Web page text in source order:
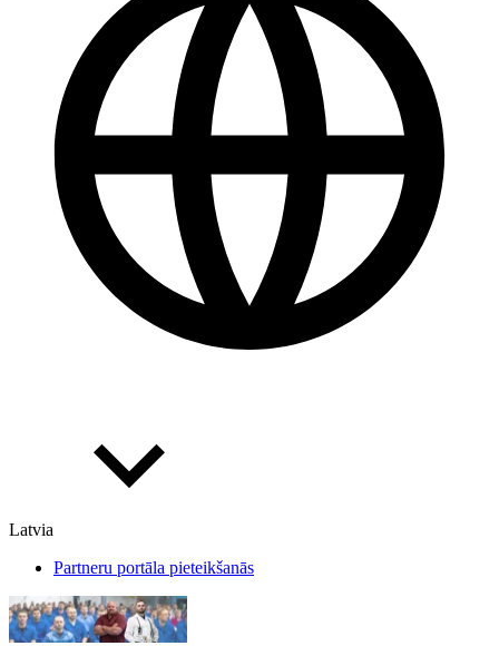
Latvia
Partneru portāla pieteikšanās